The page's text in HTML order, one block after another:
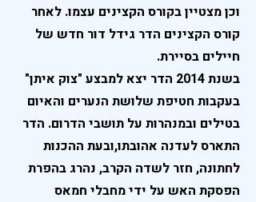
וכן מצטיין בקורס הקצינים עצמו. לאחר
קורס הקצינים הדר גידל דור חדש של
חיילים בסיירת.
בשנת 2014 הדר יצא למבצע "צוק איתן"
בעקבות חטיפת שלושת הנערים והאיום
בטילים ובמנהרות על תושבי הדרום. הדר
התארס לעדנה אהובתו,ובעת ההכנות
לחתונה, חזר לשדה הקרב, נהרג בהפרת
הפסקת האש על ידי מחבלי חמאס